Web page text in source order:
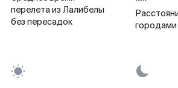
перелета из Лалибелы
без пересадок
городами